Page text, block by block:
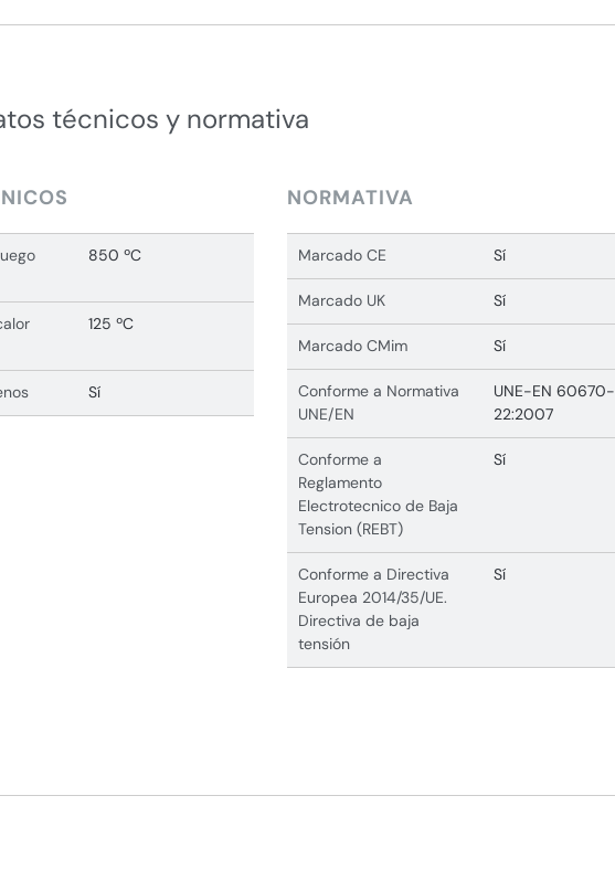
técnicos y normativa
850 ºC
125 ºC
Sí
NORMATIVA
Marcado CE Sí
Marcado UK Sí
Marcado CMim Sí
Conforme a Normativa
UNE/EN
UNE-EN 60670-
22:2007
Conforme a
Reglamento
Electrotecnico de Baja
Tension (REBT)
Sí
Conforme a Directiva
Europea 2014/35/UE.
Directiva de baja
tensión
Sí